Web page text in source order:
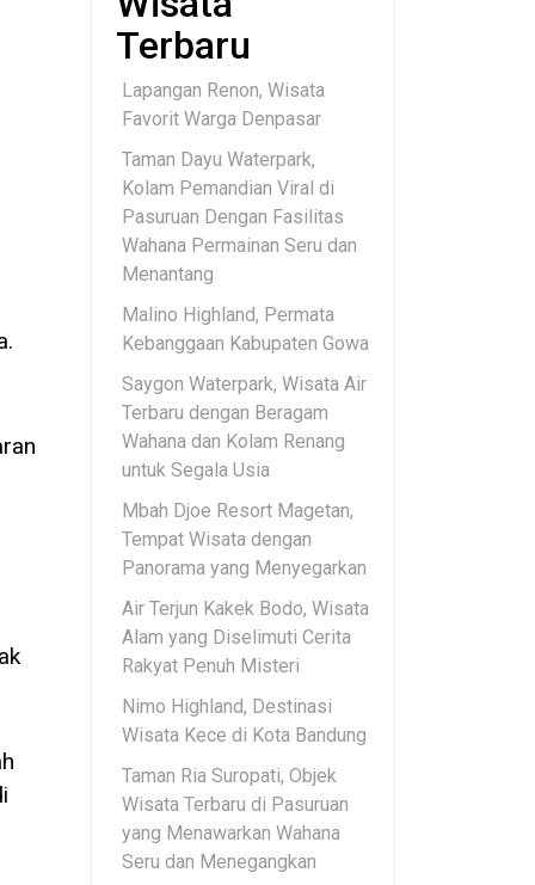
Terbaru
Lapangan Renon, Wisata
Favorit Warga Denpasar
Taman Dayu Waterpark,
Kolam Pemandian Viral di
Pasuruan Dengan Fasilitas
Wahana Permainan Seru dan
Menantang
Malino Highland, Permata
Kebanggaan Kabupaten Gowa
Saygon Waterpark, Wisata Air
Terbaru dengan Beragam
Wahana dan Kolam Renang
untuk Segala Usia
Mbah Djoe Resort Magetan,
Tempat Wisata dengan
Panorama yang Menyegarkan
Air Terjun Kakek Bodo, Wisata
Alam yang Diselimuti Cerita
Rakyat Penuh Misteri
Nimo Highland, Destinasi
Wisata Kece di Kota Bandung
Taman Ria Suropati, Objek
Wisata Terbaru di Pasuruan
yang Menawarkan Wahana
Seru dan Menegangkan